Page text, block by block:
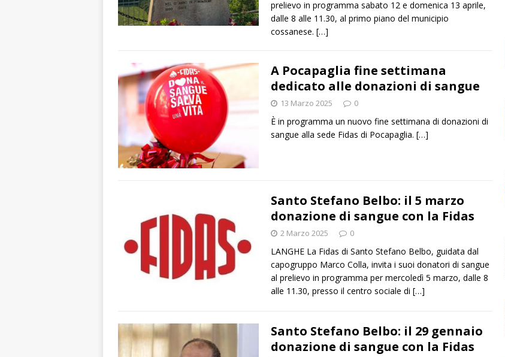
prelievo in programma sabato 12 e domenica 13 aprile,
dalle 8 alle 11.30, al primo piano del municipio
cossanese. […]
A Pocapaglia fine settimana
dedicato alle donazioni di sangue
13 Marzo 2025 0
È in programma un nuovo fine settimana di donazioni di
sangue alla sede Fidas di Pocapaglia. […]
Santo Stefano Belbo: il 5 marzo
donazione di sangue con la Fidas
2 Marzo 2025 0
LANGHE La Fidas di Santo Stefano Belbo, guidata dal
capogruppo Marco Colla, invita i suoi donatori di sangue
al prelievo in programma per mercoledì 5 marzo, dalle 8
alle 11.30, presso il centro sociale di […]
Santo Stefano Belbo: il 29 gennaio
donazione di sangue con la Fidas